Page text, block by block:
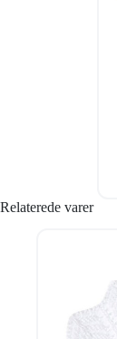
Relaterede varer